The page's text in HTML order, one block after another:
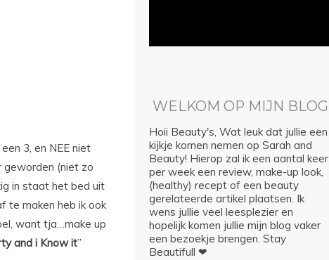
3, en NEE niet
geworden (niet zo
in staat het bed uit
te maken heb ik ook
want tja…make up
and i Know it”
WELKOM OP MIJN BLOG
Hoii Beauty's, Wat leuk dat jullie een
kijkje komen nemen op Sarah and
Beauty! Hierop zal ik een aantal keer
per week een review, make-up look,
(healthy) recept of een beauty
gerelateerde artikel plaatsen. Ik
wens jullie veel leesplezier en
hopelijk komen jullie mijn blog vaker
een bezoekje brengen. Stay
Beautifull ❤